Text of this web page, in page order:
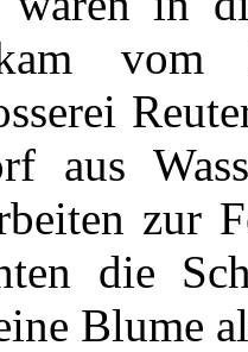
vom
aus
zur
die
Blume